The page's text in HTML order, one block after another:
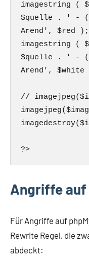
imagestring (
$quelle . ' - (c)
Arend', $red );
imagestring (
$quelle . ' - (c)
Arend', $white
//
?>
Angriffe auf
Für Angriffe auf
Rewrite Regel, die
abdeckt: